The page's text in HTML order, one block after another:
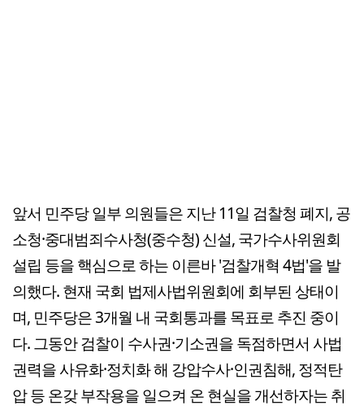
앞서 민주당 일부 의원들은 지난 11일 검찰청 폐지, 공
소청·중대범죄수사청(중수청) 신설, 국가수사위원회
설립 등을 핵심으로 하는 이른바 '검찰개혁 4법'을 발
의했다. 현재 국회 법제사법위원회에 회부된 상태이
며, 민주당은 3개월 내 국회통과를 목표로 추진 중이
다. 그동안 검찰이 수사권·기소권을 독점하면서 사법
권력을 사유화·정치화 해 강압수사·인권침해, 정적탄
압 등 온갖 부작용을 일으켜 온 현실을 개선하자는 취